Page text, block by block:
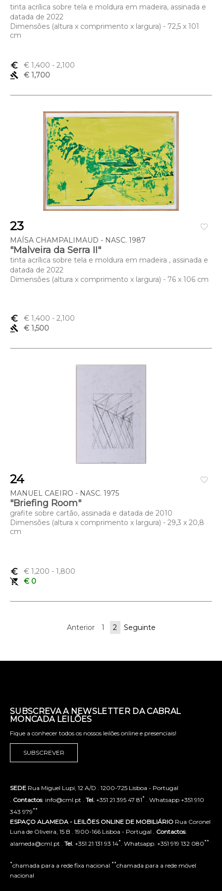
tinta acrílica sobre tela e moldura em madeira, assinada e
datada de 2022
Dimensões (altura x comprimento x largura) - 72,5 x 101
cm
euro_symbol € 1,400 - 2,100
gavel
€ 1,700
favorite_border
23
MAÍSA CHAMPALIMAUD - NASC. 1987
"Malveira da Serra II"
tinta acrílica sobre tela e moldura em madeira , assinada e
datada de 2022
Dimensões (altura x comprimento x largura) - 76 x 106 cm
euro_symbol € 1,400 - 2,100
gavel
€ 1,500
favorite_border
24
MANUEL CAEIRO - NASC. 1975
"Briefing Room"
grafite sobre cartão, assinada e datada de 2010
Dimensões (altura x comprimento x largura) - 29,3 x 20,8
cm
euro_symbol € 1,200 - 1,800
remove_shopping_cart
€ 0
Anterior 1 2 Seguinte
SUBSCREVA A NEWSLETTER DA CABRAL
MONCADA LEILÕES
Fique a conhecer todos os nossos leilões online e presenciais!
SUBSCREVER
SEDE Rua Miguel Lupi, 12 A/D . 1200-725 Lisboa - Portugal
. Contactos: info@cml.pt . Tel. +351 21 395 47 81* . Whatsapp +351 910
343 979**
ESPAÇO ALAMEDA - LEILÕES ONLINE DE MOBILIÁRIO Rua Coronel
Luna de Oliveira, 15 B . 1900-166 Lisboa - Portugal . Contactos:
alameda@cml.pt . Tel. +351 21 131 93 14*. Whatsapp. +351 919 132 080**
*chamada para a rede fixa nacional **chamada para a rede móvel
nacional